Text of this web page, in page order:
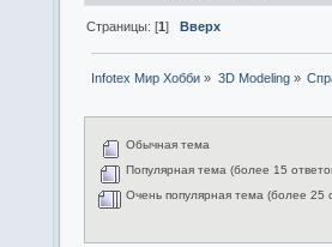
Страницы: [1] Вверх
Infotex Мир Хобби » 3D Modeling»
Обычная тема
Популярная тема (более 15
Очень популярная тема (более 25